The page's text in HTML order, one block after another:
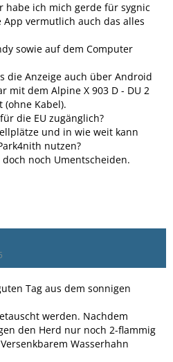
habe ich mich gerde für sygnic
vermutlich auch das alles
sowie auf dem Computer
die Anzeige auch über Android
mit dem Alpine X 903 D - DU 2
Kabel).
die EU zugänglich?
und in wie weit kann
nutzen?
noch Umentscheiden.
Tag aus dem sonnigen
werden. Nachdem
den Herd nur noch 2-flammig
Wasserhahn